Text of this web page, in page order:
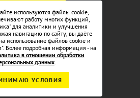
используются файлы cookie,
работу многих функций,
для аналитики и улучшения
навигацию по сайту, вы даёте
использование файлов cookie и
Более подробная информация - на
в отношении обработки
данных.
УСЛОВИЯ